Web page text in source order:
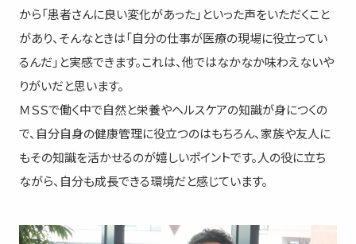
から「患者さんに良い変化があった」といった声をいただくこと
があり、そんなときは「自分の仕事が医療の現場に役立ってい
るんだ」と実感できます。これは、他ではなかなか味わえないや
りがいだと思います。
ＭＳＳで働く中で自然と栄養やヘルスケアの知識が身につくの
で、自分自身の健康管理に役立つのはもちろん、家族や友人に
もその知識を活かせるのが嬉しいポイントです。人の役に立ち
ながら、自分も成長できる環境だと感じています。